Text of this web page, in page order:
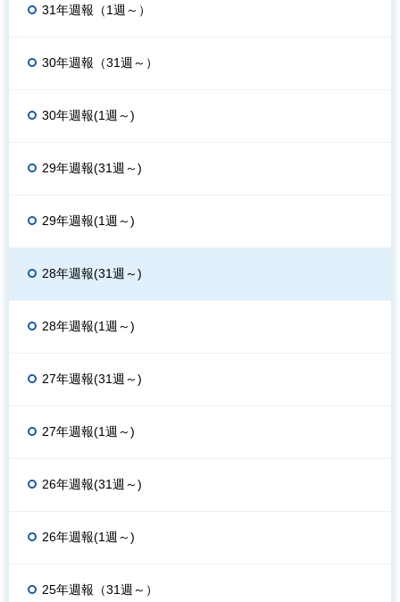
31年週報（1週～）
30年週報（31週～）
30年週報(1週～)
29年週報(31週～)
29年週報(1週～)
28年週報(31週～)
28年週報(1週～)
27年週報(31週～)
27年週報(1週～)
26年週報(31週～)
26年週報(1週～)
25年週報（31週～）